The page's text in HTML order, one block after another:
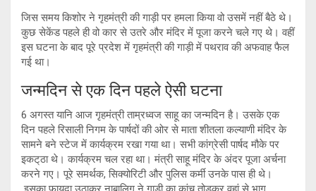
जिस समय किशोर ने गृहमंत्री की गाड़ी पर हमला किया वो उसमें नहीं बैठे थे।
कुछ सेकेंड पहले ही वो कार से उतरे और मंदिर में पूजा करने चले गए थे। वहीं
इस घटना के बाद पूरे प्रदेश में गृहमंत्री की गाड़ी में पथराव की अफवाह फैल
गई था।
जन्मदिन से एक दिन पहले ऐसी घटना
6 अगस्त यानि आज गृहमंत्री ताम्रध्वज साहू का जन्मदिन है। उसके एक
दिन पहले रिसाली निगम के पार्षदों की ओर से माता शीतला कल्याणी मंदिर के
सामने बने स्टेज में कार्यक्रम रखा गया था। सभी कांग्रेसी पार्षद मौके पर
इकट्‌ठा थे। कार्यक्रम चल रहा था। मंत्री साहू मंदिर के अंदर पूजा अर्चना
करने गए। पूरे समर्थक, सिक्योरिटी और पुलिस कर्मी उनके पास ही थे।